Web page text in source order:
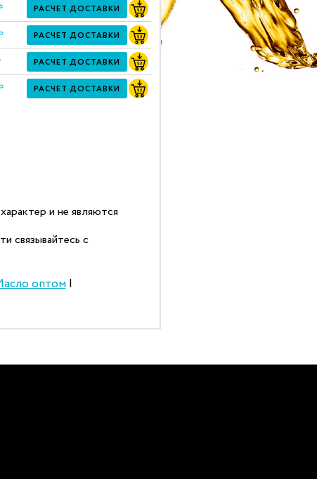
РАСЧЕТ ДОСТАВКИ
РАСЧЕТ ДОСТАВКИ
РАСЧЕТ ДОСТАВКИ
РАСЧЕТ ДОСТАВКИ
и не являются
связывайтесь с
оптом|